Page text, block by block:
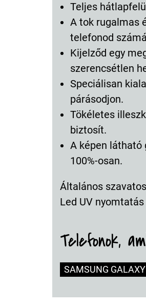
Teljes
A tok rugalmas
telefonod
Kijelződ egy
szerencsétlen
Speciálisan
párásodjon.
Tökéletes
biztosít.
A képen látható
100%-osan.
Általános
Led UV
Telefonok,
SAMSUNG